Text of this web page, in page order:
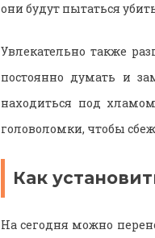
они будут пытаться
Увлекательно также
постоянно думать и
находиться под
головоломки, чтобы
Как
На сегодня можно